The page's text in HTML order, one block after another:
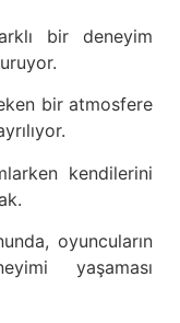
bir deneyim
bir atmosfere
kendilerini
oyuncuların
yaşaması